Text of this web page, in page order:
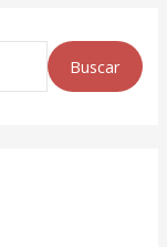
Buscar